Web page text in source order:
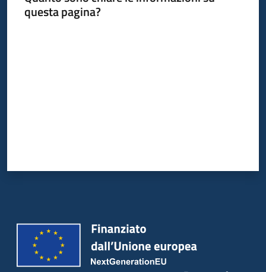
questa pagina?